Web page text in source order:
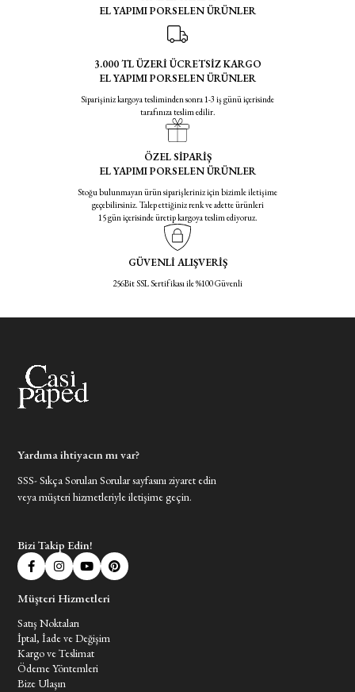
EL YAPIMI PORSELEN ÜRÜNLER
3.000 TL ÜZERİ ÜCRETSİZ KARGO
EL YAPIMI PORSELEN ÜRÜNLER
Siparişiniz kargoya tesliminden sonra 1-3 iş günü içerisinde
tarafınıza teslim edilir.
ÖZEL SİPARİŞ
EL YAPIMI PORSELEN ÜRÜNLER
Stoğu bulunmayan ürün siparişleriniz için bizimle iletişime
geçebilirsiniz. Talep ettiğiniz renk ve adette ürünleri
15 gün içerisinde üretip kargoya teslim ediyoruz.
GÜVENLİ ALIŞVERİŞ
256Bit SSL Sertifikası ile %100 Güvenli
Yardıma ihtiyacın mı var?
SSS- Sıkça Sorulan Sorular sayfasını ziyaret edin
veya müşteri hizmetleriyle iletişime geçin.
Bizi Takip Edin!
Müşteri Hizmetleri
Satış Noktaları
İptal, İade ve Değişim
Kargo ve Teslimat
Ödeme Yöntemleri
Bize Ulaşın